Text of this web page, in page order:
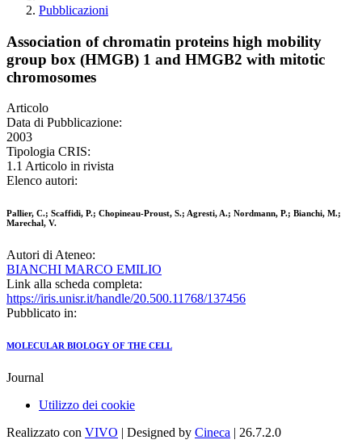
Pubblicazioni
Association of chromatin proteins high mobility
group box (HMGB) 1 and HMGB2 with mitotic
chromosomes
Articolo
Data di Pubblicazione:
2003
Tipologia CRIS:
1.1 Articolo in rivista
Elenco autori:
Pallier, C.; Scaffidi, P.; Chopineau-Proust, S.; Agresti, A.; Nordmann, P.; Bianchi, M.;
Marechal, V.
Autori di Ateneo:
BIANCHI MARCO EMILIO
Link alla scheda completa:
https://iris.unisr.it/handle/20.500.11768/137456
Pubblicato in:
MOLECULAR BIOLOGY OF THE CELL
Journal
Utilizzo dei cookie
Realizzato con VIVO | Designed by Cineca | 26.7.2.0